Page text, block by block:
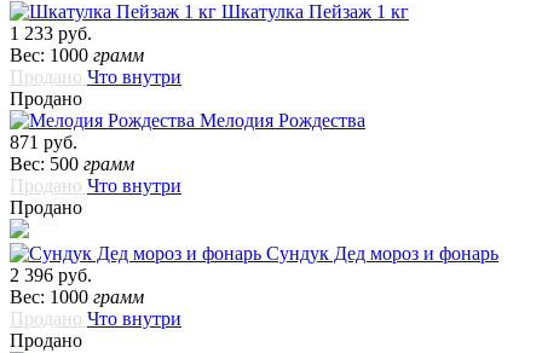
Шкатулка Пейзаж 1 кг
1 233 руб.
Вес: 1000 грамм
Продано Что внутри
Продано
Мелодия Рождества
871 руб.
Вес: 500 грамм
Продано Что внутри
Продано
Сундук Дед мороз и фонарь
2 396 руб.
Вес: 1000 грамм
Продано Что внутри
Продано